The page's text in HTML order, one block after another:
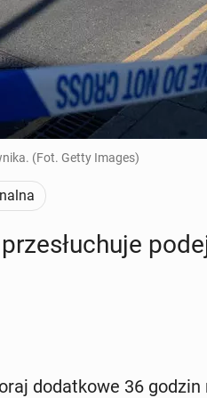
(Fot. Getty Images)
do­dat­ko­we 36 godzin